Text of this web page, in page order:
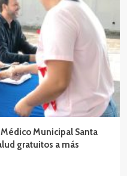
Municipal Santa
gratuitos a más